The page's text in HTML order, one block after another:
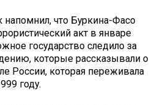
напомнил, что Буркина-Фасо
акт в январе
государство следило за
которые рассказывали о
России, которая переживала
году.